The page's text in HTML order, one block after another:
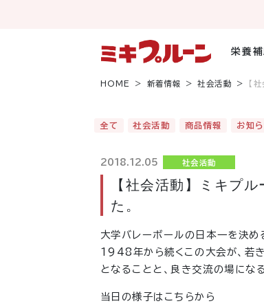
栄養
HOME 新着情報 社会活動 【
全て 社会活動 商品情報 お知
2018.12.05 社会活動
【社会活動】ミキプ
た。
大学バレーボールの日本一を決め
1948年から続くこの大会が、若
となることと、良き交流の場にな
当日の様子はこちらから